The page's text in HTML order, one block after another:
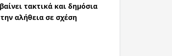
τακτικά και δημόσια
αλήθεια σε σχέση